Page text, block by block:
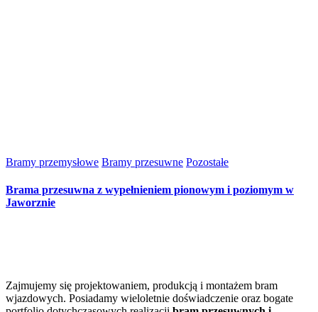
Bramy przemysłowe Bramy przesuwne Pozostałe
Brama przesuwna z wypełnieniem pionowym i poziomym w
Jaworznie
Zajmujemy się projektowaniem, produkcją i montażem bram
wjazdowych. Posiadamy wieloletnie doświadczenie oraz bogate